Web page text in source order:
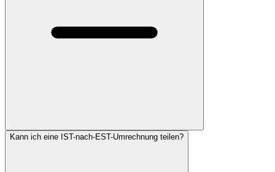
Kann ich eine IST-nach-EST-Umrechnung teilen?